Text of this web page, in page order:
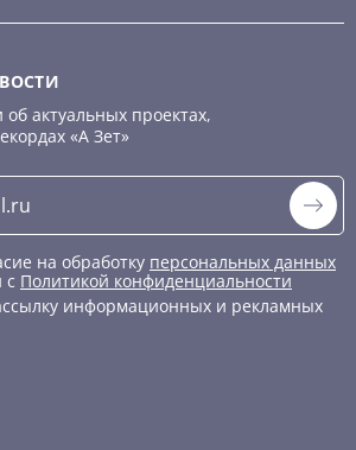
актуальных проектах,
«А Зет»
на обработку персональных данных
с Политикой конфиденциальности
информационных и рекламных